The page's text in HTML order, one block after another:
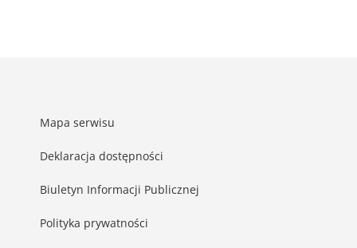
Mapa serwisu
Deklaracja dostępności
Biuletyn Informacji Publicznej
Polityka prywatności